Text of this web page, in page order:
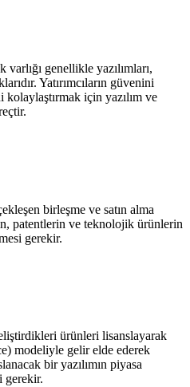
genellikle yazılımları,
Yatırımcıların güvenini
için yazılım ve
birleşme ve satın alma
patentlerin ve teknolojik ürünlerin
gerekir.
ürünleri lisanslayarak
modeliyle gelir elde ederek
bir yazılımın piyasa
gerekir.